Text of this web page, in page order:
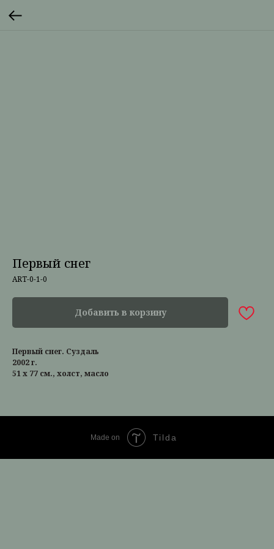
Первый снег
ART-0-1-0
Добавить в корзину
Первый снег. Суздаль
2002 г.
51 х 77 см., холст, масло
Made on Tilda